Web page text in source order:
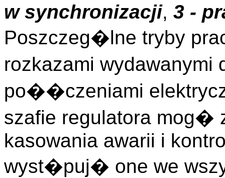
w synchronizacji, 3 -
Poszczeg�lne tryby
rozkazami
po��czeniami
szafie regulatora
kasowania awarii i
wyst�puj� one we